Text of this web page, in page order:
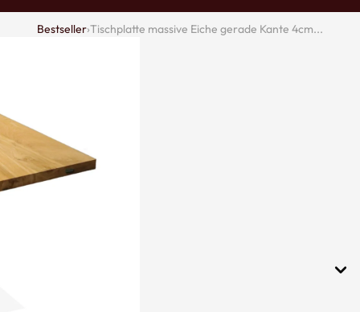
mit
BänkBestseller›Tischplatte massive Eiche gerade Kante 4cm...